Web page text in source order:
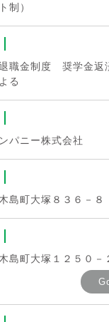
制）
職金制度 奨学金返
る
パニー株式会社
島町大塚８３６－８
島町大塚１２５０－